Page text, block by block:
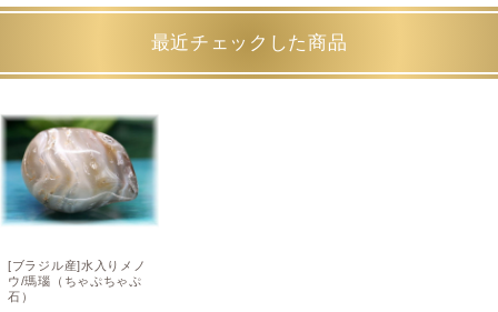
最近チェックした商品
[ブラジル産]水入りメノ
ウ/瑪瑙（ちゃぷちゃぷ
石）